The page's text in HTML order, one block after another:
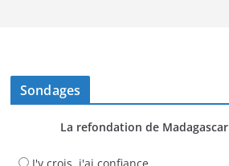
Sondages
La refondation de Madagascar